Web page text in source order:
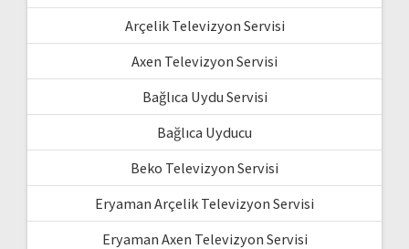
Arçelik Televizyon Servisi
Axen Televizyon Servisi
Bağlıca Uydu Servisi
Bağlıca Uyducu
Beko Televizyon Servisi
Eryaman Arçelik Televizyon Servisi
Eryaman Axen Televizyon Servisi